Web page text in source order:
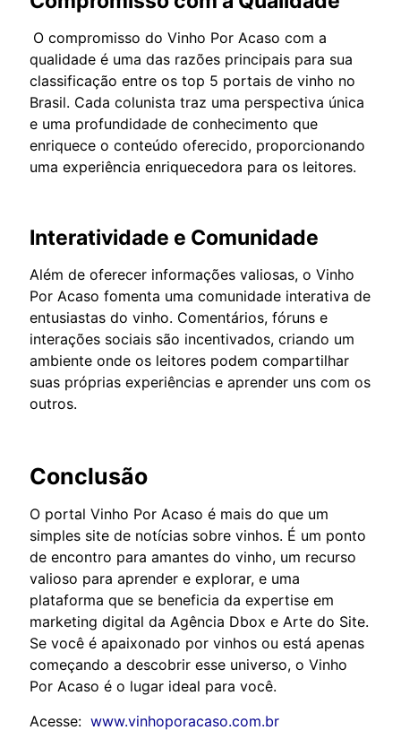
O compromisso do Vinho Por Acaso com a
qualidade é uma das razões principais para sua
classificação entre os top 5 portais de vinho no
Brasil. Cada colunista traz uma perspectiva única
e uma profundidade de conhecimento que
enriquece o conteúdo oferecido, proporcionando
uma experiência enriquecedora para os leitores.
Interatividade e Comunidade
Além de oferecer informações valiosas, o Vinho
Por Acaso fomenta uma comunidade interativa de
entusiastas do vinho. Comentários, fóruns e
interações sociais são incentivados, criando um
ambiente onde os leitores podem compartilhar
suas próprias experiências e aprender uns com os
outros.
Conclusão
O portal Vinho Por Acaso é mais do que um
simples site de notícias sobre vinhos. É um ponto
de encontro para amantes do vinho, um recurso
valioso para aprender e explorar, e uma
plataforma que se beneficia da expertise em
marketing digital da Agência Dbox e Arte do Site.
Se você é apaixonado por vinhos ou está apenas
começando a descobrir esse universo, o Vinho
Por Acaso é o lugar ideal para você.
Acesse: www.vinhoporacaso.com.br